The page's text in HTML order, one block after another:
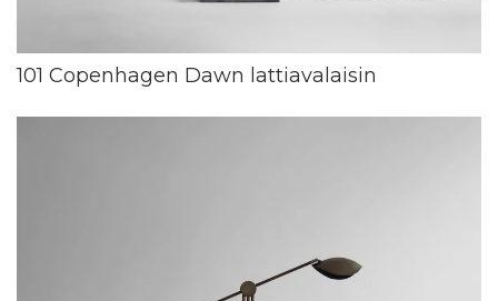
101 Copenhagen Dawn lattiavalaisin